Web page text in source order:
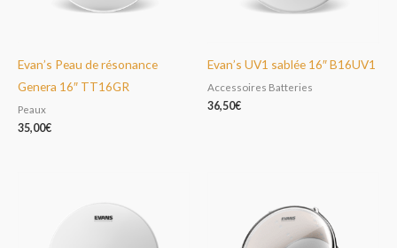
Evan’s Peau de résonance
Genera 16″ TT16GR
Peaux
35,00€
Evan’s UV1 sablée 16″ B16UV1
Accessoires Batteries
36,50€